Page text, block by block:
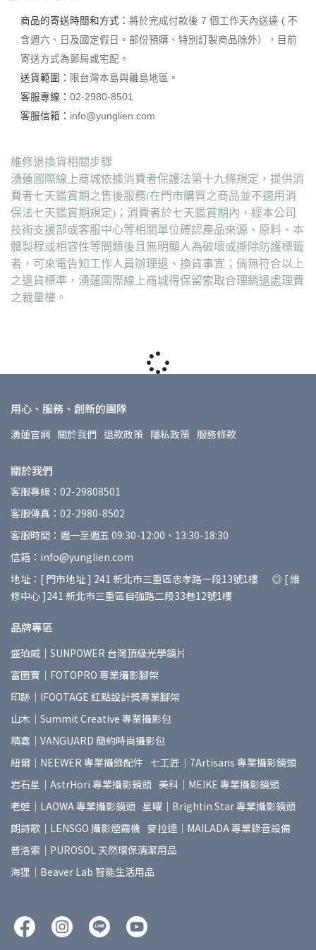
商品的寄送時間和方式： 將於完成付款後 7 個工作天內送達 ( 不
含週六、日及國定假日。部份預購、特別訂製商品除外），目前
寄送方式為郵局或宅配。
送貨範圍： 限台灣本島與離島地區。
客服專線： 02-2980-8501
客服信箱： info@yunglien.com
維修退換貨相關步驟
湧蓮國際線上商城依據消費者保護法第十九條規定，提供消
費者七天鑑賞期之售後服務(在門市購買之商品並不適用消
保法七天鑑賞期規定)；消費者於七天鑑賞期內，經本公司
技術支援部或客服中心等相關單位確認產品來源、原料、本
體製程或相容性等問題後且無明顯人為破壞或撕除防護標籤
者，可來電告知工作人員辦理退、換貨事宜；倘無符合以上
之退貨標準，湧蓮國際線上商城得保留索取合理銷退處理費
之裁量權。
用心、服務、創新的團隊
湧蓮官網 關於我們 退款政策 隱私政策 服務條款
關於我們
客服專線：02-29808501
客服傳真：02-2980-8502
客服時間：週一至週五 09:30-12:00、13:30-18:30
信箱：info@yunglien.com
地址：[ 門市地址 ] 241 新北市三重區忠孝路一段13號1樓 ◎ [ 維
修中心 ]241 新北市三重區自強路二段33巷12號1樓
品牌專區
盛珀威｜SUNPOWER 台灣頂級光學鏡片
富圖寶｜FOTOPRO 專業攝影腳架
印跡｜IFOOTAGE 紅點設計獎專業腳架
山木｜Summit Creative 專業攝影包
精嘉｜VANGUARD 簡約時尚攝影包
紐爾｜NEEWER 專業攝錄配件 七工匠｜7Artisans 專業攝影鏡頭
岩石星｜AstrHori 專業攝影鏡頭 美科｜MEIKE 專業攝影鏡頭
老蛙｜LAOWA 專業攝影鏡頭 星曜｜Brightin Star 專業攝影鏡頭
朗詩歌｜LENSGO 攝影煙霧機 麥拉達｜MAILADA 專業錄音設備
普洛索｜PUROSOL 天然環保清潔用品
海狸｜Beaver Lab 智能生活用品